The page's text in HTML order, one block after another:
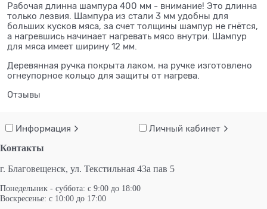
Рабочая длинна шампура 400 мм - внимание! Это длинна
только лезвия. Шампура из стали 3 мм удобны для
больших кусков мяса, за счет толщины шампур не гнётся,
а нагревшись начинает нагревать мясо внутри. Шампур
для мяса имеет ширину 12 мм.
Деревянная ручка покрыта лаком, на ручке изготовлено
огнеупорное кольцо для защиты от нагрева.​ ​ ​ ​ ​ ​ ​ ​ ​ ​ ​ ​ ​ ​ ​ ​
Отзывы
Информация Личный кабинет
Контакты
г. Благовещенск, ул. Текстильная 43а пав 5
Понедельник - суббота: с 9:00 до 18:00
Воскресенье: с 10:00 до 17:00